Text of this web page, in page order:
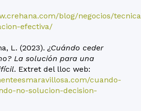
blog/negocios/
efectiva/
L. (2023). ¿Cuándo ceder
La solución para una
. Extret del lloc web:
cuando-
no-solucion-decision-